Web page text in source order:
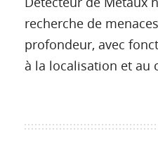
recherche de
profondeur, avec
à la localisation et au